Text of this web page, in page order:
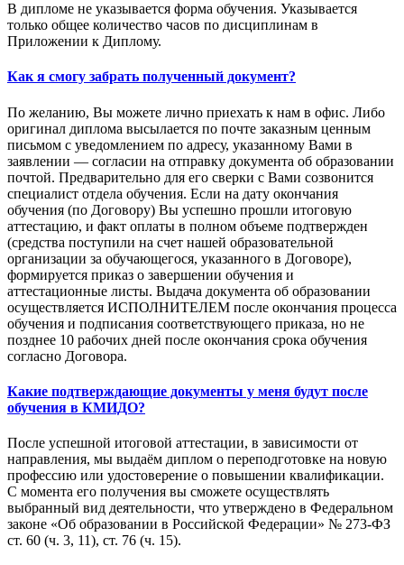
В дипломе не указывается форма обучения. Указывается
только общее количество часов по дисциплинам в
Приложении к Диплому.
Как я смогу забрать полученный документ?
По желанию, Вы можете лично приехать к нам в офис. Либо
оригинал диплома высылается по почте заказным ценным
письмом с уведомлением по адресу, указанному Вами в
заявлении — согласии на отправку документа об образовании
почтой. Предварительно для его сверки с Вами созвонится
специалист отдела обучения. Если на дату окончания
обучения (по Договору) Вы успешно прошли итоговую
аттестацию, и факт оплаты в полном объеме подтвержден
(средства поступили на счет нашей образовательной
организации за обучающегося, указанного в Договоре),
формируется приказ о завершении обучения и
аттестационные листы. Выдача документа об образовании
осуществляется ИСПОЛНИТЕЛЕМ после окончания процесса
обучения и подписания соответствующего приказа, но не
позднее 10 рабочих дней после окончания срока обучения
согласно Договора.
Какие подтверждающие документы у меня будут после
обучения в КМИДО?
После успешной итоговой аттестации, в зависимости от
направления, мы выдаём диплом о переподготовке на новую
профессию или удостоверение о повышении квалификации.
С момента его получения вы сможете осуществлять
выбранный вид деятельности, что утверждено в Федеральном
законе «Об образовании в Российской Федерации» № 273-ФЗ
ст. 60 (ч. 3, 11), ст. 76 (ч. 15).